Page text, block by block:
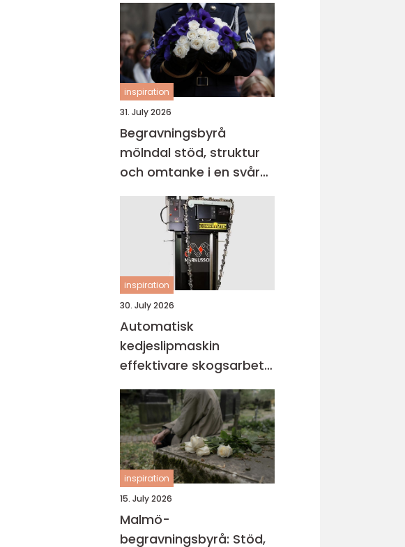
inspiration
31. July 2026
Begravningsbyrå
mölndal stöd, struktur
och omtanke i en svår
tid
inspiration
30. July 2026
Automatisk
kedjeslipmaskin
effektivare skogsarbete
med jämnare resultat
inspiration
15. July 2026
Malmö-
begravningsbyrå: Stöd,